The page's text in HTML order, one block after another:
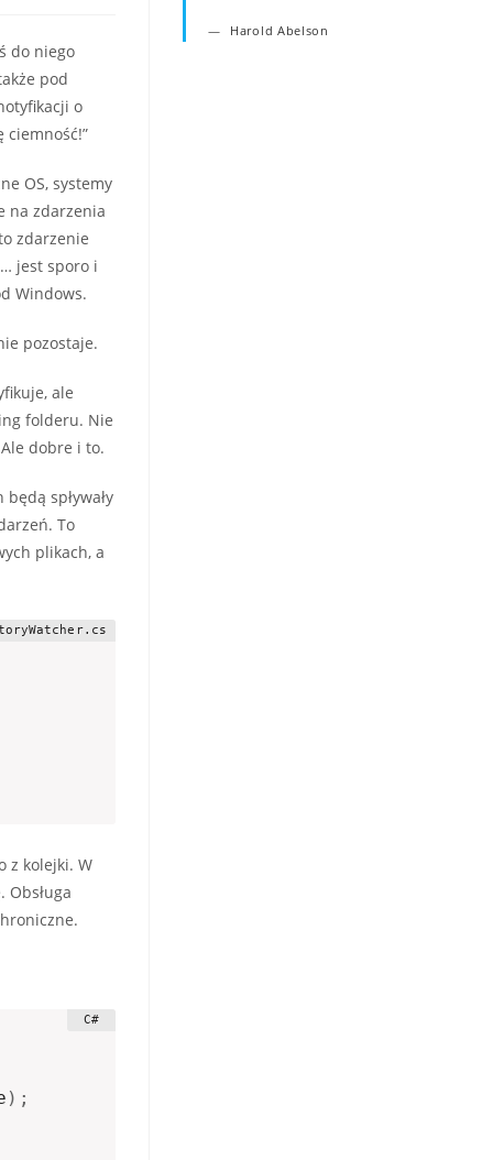
do niego
pod
o
ciemność!”
OS, systemy
na zdarzenia
zdarzenie
jest sporo i
Windows.
pozostaje.
ale
folderu. Nie
dobre i to.
spływały
To
plikach, a
z kolejki. W
Obsługa
) ;
Harold Abelson